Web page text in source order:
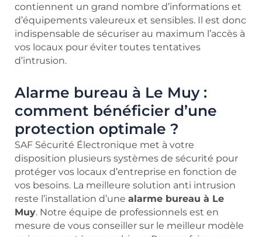
contiennent un grand nombre d’informations et
d’équipements valeureux et sensibles. Il est donc
indispensable de sécuriser au maximum l’accès à
vos locaux pour éviter toutes tentatives
d’intrusion.
Alarme bureau à Le Muy :
comment bénéficier d’une
protection optimale ?
SAF Sécurité Électronique met à votre
disposition plusieurs systèmes de sécurité pour
protéger vos locaux d’entreprise en fonction de
vos besoins. La meilleure solution anti intrusion
reste l’installation d’une alarme bureau à Le
Muy. Notre équipe de professionnels est en
mesure de vous conseiller sur le meilleur modèle